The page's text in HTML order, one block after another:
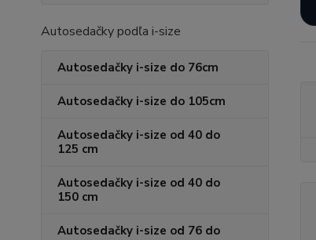
Autosedačky podľa i-size
Autosedačky i-size do 76cm
Autosedačky i-size do 105cm
Autosedačky i-size od 40 do
125 cm
Autosedačky i-size od 40 do
150 cm
Autosedačky i-size od 76 do